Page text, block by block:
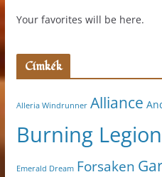
Your favorites will be here.
Címkék
Alleria Windrunner Alliance
Burning Legion
Emerald Dream Forsaken